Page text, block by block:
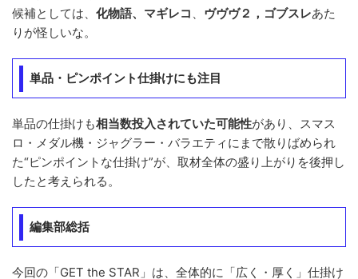
候補としては、 化物語、マギレコ 、 ヴヴヴ２，ゴブスレあた
りが怪しいな。
単品・ピンポイント仕掛けにも注目
単品の仕掛けも相当数投入されていた可能性があり、スマス
ロ・メダル機・ジャグラー・バラエティにまで散りばめられ
た“ピンポイントな仕掛け”が、取材全体の盛り上がりを後押し
したと考えられる。
編集部総括
今回の「GET the STAR」は、全体的に「広く・厚く」仕掛け